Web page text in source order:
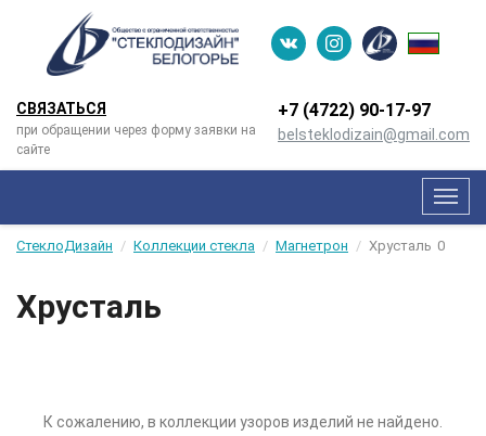
СВЯЗАТЬСЯ
при обращении через форму заявки на
сайте
+7 (4722) 90-­17-­97
belsteklodizain@gmail.com
Меню
СтеклоДизайн Коллекции стекла Магнетрон Хрусталь 0
Хрусталь
К сожалению, в коллекции узоров изделий не найдено.